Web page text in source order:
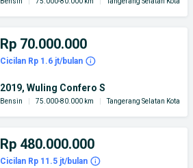
Rp 70.000.000
Cicilan Rp 1.6 jt/bulan
2019, Wuling Confero S
Bensin 75.000-80.000 km Tangerang Selatan Kota
Rp 480.000.000
Cicilan Rp 11.5 jt/bulan